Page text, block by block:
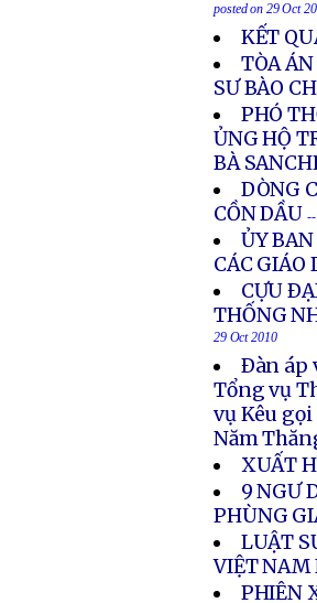
posted on 29 Oct
KẾT
TÒA
SƯ BÀO
PHÓ
ỦNG HỘ
BÀ
DÒNG
CỒN DẦU --
ỦY
CÁC GIÁO
CỰU
THỐNG
29 Oct 2010
Ðàn áp
Tổng vụ
vụ Kêu
Năm
XUẤT
9 NGƯ
PHÙNG
LUẬT
VIỆT NAM
PHIÊN